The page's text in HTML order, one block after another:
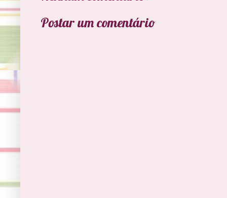
Postar um comentário